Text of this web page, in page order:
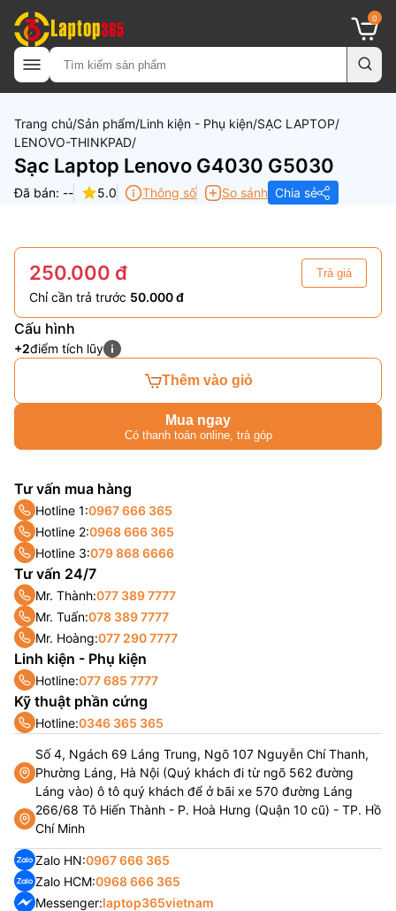
0
Trang chủ Sản phẩm Linh kiện - Phụ kiện SẠC LAPTOP
LENOVO-THINKPAD
Sạc Laptop Lenovo G4030 G5030
Đã bán: -- 5.0 Thông số So sánh Chia sẻ
250.000 đ Trả giá
Chỉ cần trả trước 50.000 đ
Cấu hình
+2điểm tích lũy
Thêm vào giỏ
Mua ngay
Có thanh toán online, trả góp
Tư vấn mua hàng
Hotline 1:0967 666 365
Hotline 2:0968 666 365
Hotline 3:079 868 6666
Tư vấn 24/7
Mr. Thành:077 389 7777
Mr. Tuấn:078 389 7777
Mr. Hoàng:077 290 7777
Linh kiện - Phụ kiện
Hotline:077 685 7777
Kỹ thuật phần cứng
Hotline:0346 365 365
Số 4, Ngách 69 Láng Trung, Ngõ 107 Nguyễn Chí Thanh,
Phường Láng, Hà Nội (Quý khách đi từ ngõ 562 đường
Láng vào) ô tô quý khách để ở bãi xe 570 đường Láng
266/68 Tô Hiến Thành - P. Hoà Hưng (Quận 10 cũ) - TP. Hồ
Chí Minh
Zalo HN:0967 666 365
Zalo HCM:0968 666 365
Messenger:laptop365vietnam